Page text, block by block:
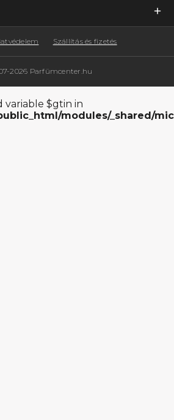
2026 Parfümcenter.hu
Szállítás és fizetés
variable $gtin in
modules/_shared/